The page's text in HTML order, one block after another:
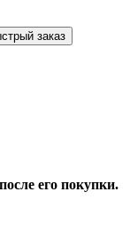
заказ
его покупки.